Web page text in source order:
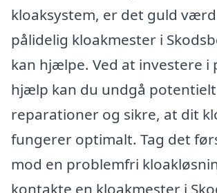
kloaksystem, er det guld
pålidelig kloakmester i
kan hjælpe. Ved at investere i
hjælp kan du undgå
reparationer og sikre, at dit
fungerer optimalt. Tag det
mod en problemfri
kontakte en kloakmester i